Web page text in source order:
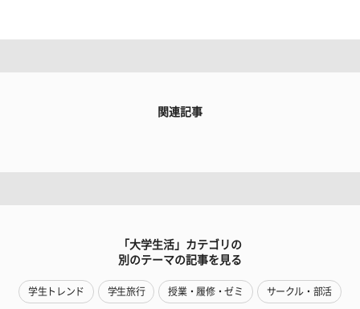
関連記事
「大学生活」カテゴリの
別のテーマの記事を見る
学生トレンド 学生旅行 授業・履修・ゼミ サークル・部活